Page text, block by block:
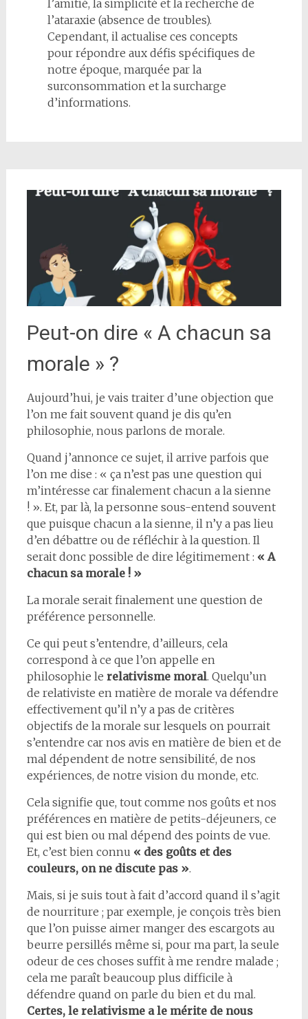
l’amitié, la simplicité et la recherche de
l’ataraxie (absence de troubles).
Cependant, il actualise ces concepts
pour répondre aux défis spécifiques de
notre époque, marquée par la
surconsommation et la surcharge
d’informations.
Peut-on dire « A chacun sa
morale » ?
Aujourd’hui, je vais traiter d’une objection que
l’on me fait souvent quand je dis qu’en
philosophie, nous parlons de morale.
Quand j’annonce ce sujet, il arrive parfois que
l’on me dise : « ça n’est pas une question qui
m’intéresse car finalement chacun a la sienne
! ». Et, par là, la personne sous-entend souvent
que puisque chacun a la sienne, il n’y a pas lieu
d’en débattre ou de réfléchir à la question. Il
serait donc possible de dire légitimement : « A
chacun sa morale ! »
La morale serait finalement une question de
préférence personnelle.
Ce qui peut s’entendre, d’ailleurs, cela
correspond à ce que l’on appelle en
philosophie le relativisme moral. Quelqu’un
de relativiste en matière de morale va défendre
effectivement qu’il n’y a pas de critères
objectifs de la morale sur lesquels on pourrait
s’entendre car nos avis en matière de bien et de
mal dépendent de notre sensibilité, de nos
expériences, de notre vision du monde, etc.
Cela signifie que, tout comme nos goûts et nos
préférences en matière de petits-déjeuners, ce
qui est bien ou mal dépend des points de vue.
Et, c’est bien connu « des goûts et des
couleurs, on ne discute pas ».
Mais, si je suis tout à fait d’accord quand il s’agit
de nourriture ; par exemple, je conçois très bien
que l’on puisse aimer manger des escargots au
beurre persillés même si, pour ma part, la seule
odeur de ces choses suffit à me rendre malade ;
cela me paraît beaucoup plus difficile à
défendre quand on parle du bien et du mal.
Certes, le relativisme a le mérite de nous